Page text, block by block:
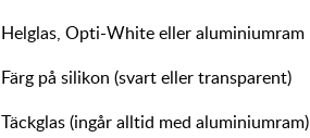
Helglas, Opti-White eller aluminiumram
Färg på silikon (svart eller transparent)
Täckglas (ingår alltid med aluminiumram)